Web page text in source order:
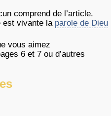
comprend de l’article.
est vivante la parole de Dieu
vous aimez
6 et 7 ou d’autres